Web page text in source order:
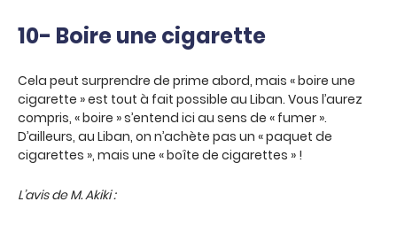
10- Boire une cigarette
Cela peut surprendre de prime abord, mais « boire une
cigarette » est tout à fait possible au Liban. Vous l’aurez
compris, « boire » s’entend ici au sens de « fumer ».
D’ailleurs, au Liban, on n’achète pas un « paquet de
cigarettes », mais une « boîte de cigarettes » !
L’avis de M. Akiki :